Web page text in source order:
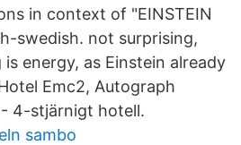
in context of "EINSTEIN
swedish. not surprising,
energy, as Einstein already
Emc2, Autograph
4-stjärnigt hotell.
sambo